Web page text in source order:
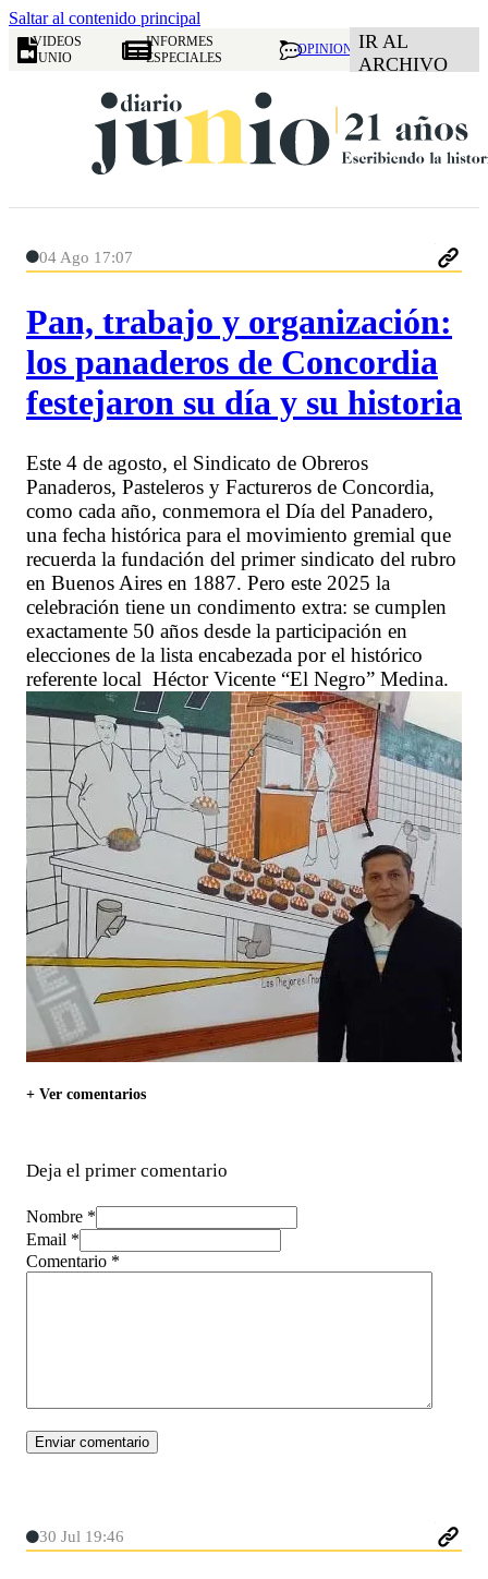
Saltar al contenido principal
VIDEOS
JUNIO
INFORMES
ESPECIALES
OPINION IR AL
ARCHIVO
04 Ago 17:07
Pan, trabajo y organización:
los panaderos de Concordia
festejaron su día y su historia
Este 4 de agosto, el Sindicato de Obreros
Panaderos, Pasteleros y Factureros de Concordia,
como cada año, conmemora el Día del Panadero,
una fecha histórica para el movimiento gremial que
recuerda la fundación del primer sindicato del rubro
en Buenos Aires en 1887. Pero este 2025 la
celebración tiene un condimento extra: se cumplen
exactamente 50 años desde la participación en
elecciones de la lista encabezada por el histórico
referente local Héctor Vicente “El Negro” Medina.
+ Ver comentarios
Deja el primer comentario
Nombre *
Email *
Comentario *
30 Jul 19:46